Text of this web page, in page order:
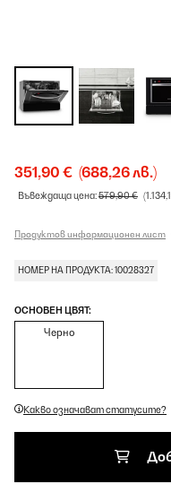
351,90 € (688,26 лв.)
Въвеждаща цена:579,90 €
Продуктов информационен лист
НОМЕР НА ПРОДУКТА: 10028327
ОСНОВЕН ЦВЯТ:
Черно
Какво означават статусите?